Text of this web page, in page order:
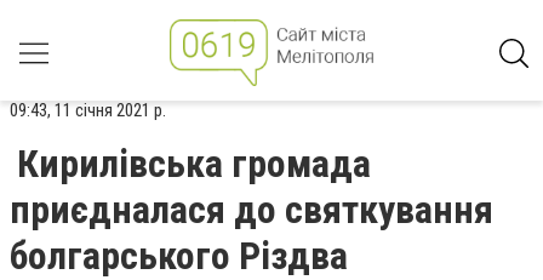
09:43, 11 січня 2021 р.
Кирилівська громада
приєдналася до святкування
болгарського Різдва